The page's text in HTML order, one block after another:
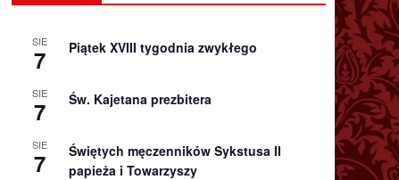
SIE
7 Piątek XVIII tygodnia zwykłego
SIE
7 Św. Kajetana prezbitera
SIE
7
Świętych męczenników Sykstusa II
papieża i Towarzyszy